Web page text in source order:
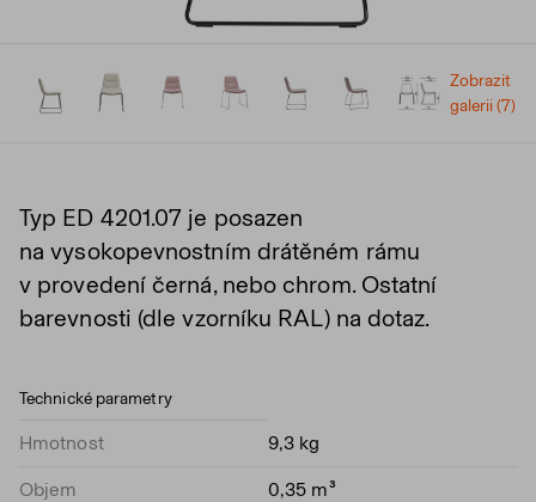
Zobrazit
galerii (7)
Typ ED 4201.07 je posazen
na vysokopevnostním drátěném rámu
v provedení černá, nebo chrom. Ostatní
barevnosti (dle vzorníku RAL) na dotaz.
Technické parametry
Hmotnost 9,3 kg
Objem 0,35 m³